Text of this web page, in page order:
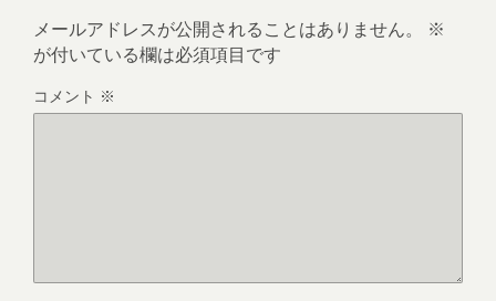
メールアドレスが公開されることはありません。
※
が付いている欄は必須項目です
コメント ※